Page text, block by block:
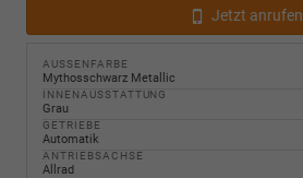
Jetzt anrufen
AUSSENFARBE
Mythosschwarz Metallic
INNENAUSSTATTUNG
Grau
GETRIEBE
Automatik
ANTRIEBSACHSE
Allrad